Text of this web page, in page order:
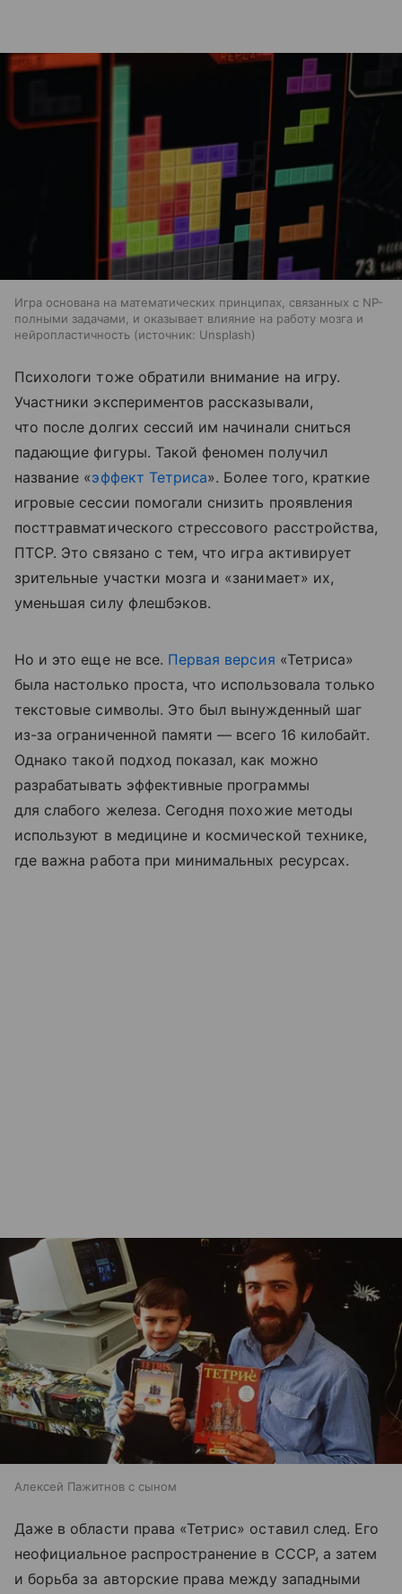
Игра основана на математических принципах, связанных с NP-
полными задачами, и оказывает влияние на работу мозга и
нейропластичность
источник: Unsplash
Психологи тоже обратили внимание на игру.
Участники экспериментов рассказывали,
что после долгих сессий им начинали сниться
падающие фигуры. Такой феномен получил
название «эффект Тетриса». Более того, краткие
игровые сессии помогали снизить проявления
посттравматического стрессового расстройства,
ПТСР. Это связано с тем, что игра активирует
зрительные участки мозга и «занимает» их,
уменьшая силу флешбэков.
Но и это еще не все. Первая версия «Тетриса»
была настолько проста, что использовала только
текстовые символы. Это был вынужденный шаг
из-за ограниченной памяти — всего 16 килобайт.
Однако такой подход показал, как можно
разрабатывать эффективные программы
для слабого железа. Сегодня похожие методы
используют в медицине и космической технике,
где важна работа при минимальных ресурсах.
Алексей Пажитнов с сыном
Даже в области права «Тетрис» оставил след. Его
неофициальное распространение в СССР, а затем
и борьба за авторские права между западными